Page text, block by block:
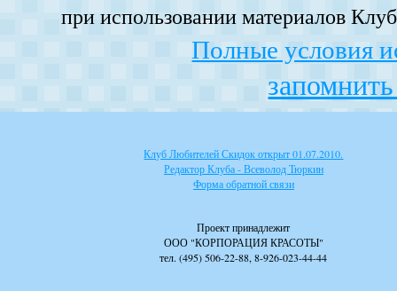
при использовании материалов
Полные условия
Клуб Любителей Скидок открыт 01.07.2010.
Редактор Клуба - Всеволод Тюркин
Форма обратной связи
Проект принадлежит
ООО "КОРПОРАЦИЯ КРАСОТЫ"
тел. (495) 506-22-88, 8-926-023-44-44